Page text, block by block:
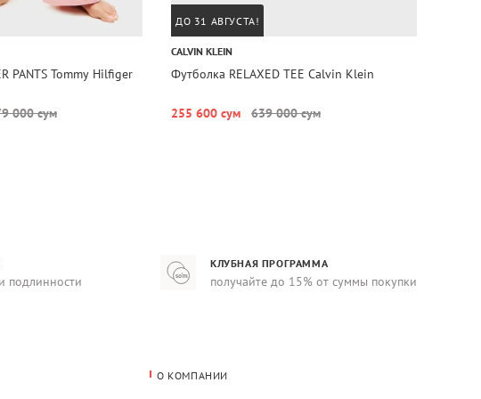
PANTS Tommy Hilfiger
000 сум
ДО 31 АВГУСТА!
CALVIN KLEIN
Футболка RELAXED TEE Calvin Klein
255 600 сум 639 000 сум
подлинности
КЛУБНАЯ ПРОГРАММА
получайте до 15% от суммы покупки
О КОМПАНИИ